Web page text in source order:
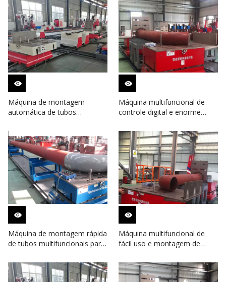
Máquina de montagem
automática de tubos
velocidade em usina de gás
de liga de aço
Máquina multifuncional de
controle digital e enorme
aço carbono
Máquina de montagem rápida
de tubos multifuncionais para
inoxidável com certificado CE
Máquina multifuncional de
fácil uso e montagem de
usina de aço carbono